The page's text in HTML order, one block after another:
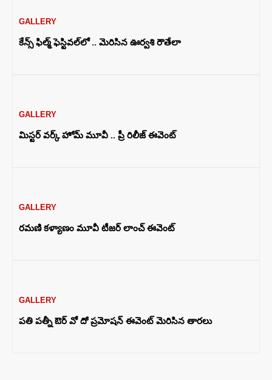
GALLERY
కేన్స్ ఫిల్మ్ ఫెస్టివల్‌లో .. మెరిసిన ఊర్వశి రౌతేలా
GALLERY
మిస్టర్ వర్క్ హోమ్ మూవీ .. ప్రీ రిలీజ్ ఈవెంట్
GALLERY
రమణి కళ్యాణం మూవీ టీజర్ లాంచ్ ఈవెంట్
GALLERY
పతి పత్నీ ఔర్‌ వో దో ప్రమోషన్‌ ఈవెంట్‌ మెరిసిన తారలు